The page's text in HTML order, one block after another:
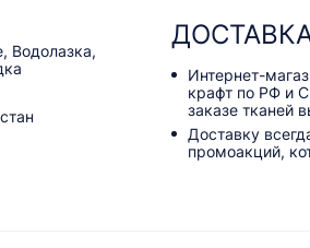
Водолазка,
Интернет-
крафт по РФ и
заказе тканей
Доставку
промоакций,